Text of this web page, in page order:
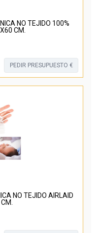
NO TEJIDO 100%
CM.
PEDIR PRESUPUESTO €
NO TEJIDO AIRLAID